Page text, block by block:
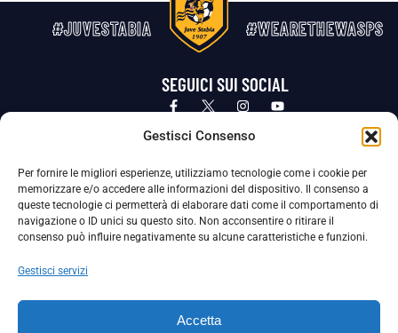
Gestisci Consenso
Per fornire le migliori esperienze, utilizziamo tecnologie come i cookie per
memorizzare e/o accedere alle informazioni del dispositivo. Il consenso a
queste tecnologie ci permetterà di elaborare dati come il comportamento di
navigazione o ID unici su questo sito. Non acconsentire o ritirare il
consenso può influire negativamente su alcune caratteristiche e funzioni.
Gestisci servizi
Accetta
#JUVESTABIA #WEARETHEWASPS
SEGUICI SUI SOCIAL
Privacy Policy Cookie Policy
La Società ha nominato il Responsabile della Protezione dei Dati Personali (DPO), figura specializzata che vigila sulle modalità
adottate dalla nostra Società per tutelare i Suoi dati personali.
Per contattare il DPO può scrivere a